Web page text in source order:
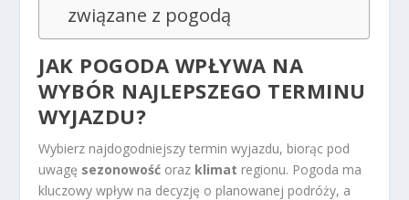
związane z pogodą
JAK POGODA WPŁYWA NA
WYBÓR NAJLEPSZEGO TERMINU
WYJAZDU?
Wybierz najdogodniejszy termin wyjazdu, biorąc pod
uwagę sezonowość oraz klimat regionu. Pogoda ma
kluczowy wpływ na decyzję o planowanej podróży, a